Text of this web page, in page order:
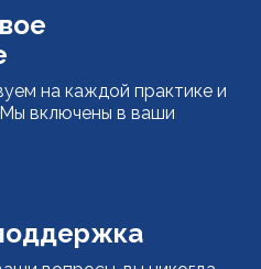
на каждой практике и
включены в ваши